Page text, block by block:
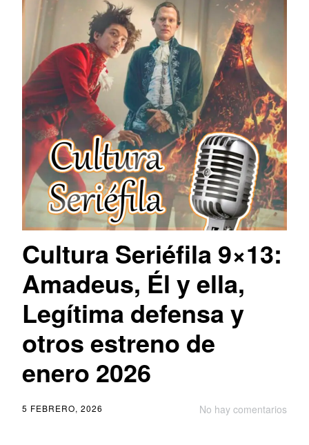
Cultura Seriéfila 9×13:
Amadeus, Él y ella,
Legítima defensa y
otros estreno de
enero 2026
No hay comentarios
5 FEBRERO, 2026